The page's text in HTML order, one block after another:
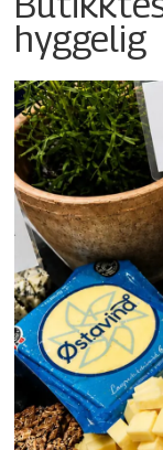
hyggelig